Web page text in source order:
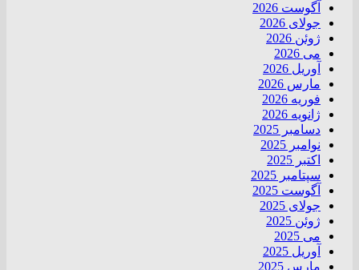
آگوست 2026
جولای 2026
ژوئن 2026
می 2026
آوریل 2026
مارس 2026
فوریه 2026
ژانویه 2026
دسامبر 2025
نوامبر 2025
اکتبر 2025
سپتامبر 2025
آگوست 2025
جولای 2025
ژوئن 2025
می 2025
آوریل 2025
مارس 2025